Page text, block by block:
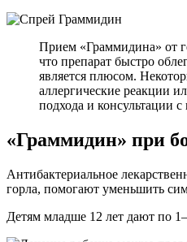
Прием «Граммидина» от
что препарат быстро
является плюсом.
аллергические реакции
подхода и консультации с
«Граммидин» при
Антибактериальное
горла, помогают уменьшить
Детям младше 12 лет дают по